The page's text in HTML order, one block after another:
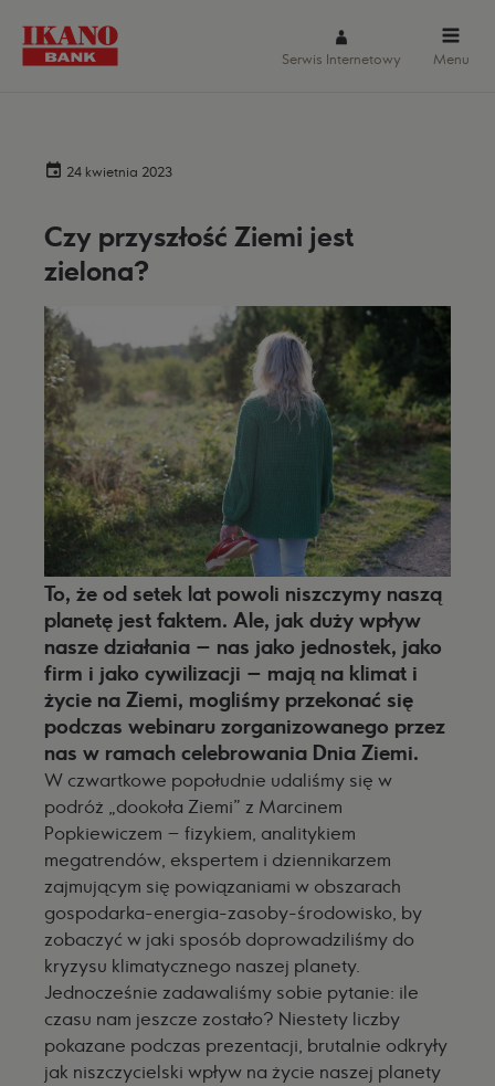
Menu
Serwis Internetowy
24 kwietnia 2023
Czy przyszłość Ziemi jest
zielona?
To, że od setek lat powoli niszczymy naszą
planetę jest faktem. Ale, jak duży wpływ
nasze działania – nas jako jednostek, jako
firm i jako cywilizacji – mają na klimat i
życie na Ziemi, mogliśmy przekonać się
podczas webinaru zorganizowanego przez
nas w ramach celebrowania Dnia Ziemi.
W czwartkowe popołudnie udaliśmy się w
podróż „dookoła Ziemi” z Marcinem
Popkiewiczem – fizykiem, analitykiem
megatrendów, ekspertem i dziennikarzem
zajmującym się powiązaniami w obszarach
gospodarka-energia-zasoby-środowisko, by
zobaczyć w jaki sposób doprowadziliśmy do
kryzysu klimatycznego naszej planety.
Jednocześnie zadawaliśmy sobie pytanie: ile
czasu nam jeszcze zostało? Niestety liczby
pokazane podczas prezentacji, brutalnie odkryły
jak niszczycielski wpływ na życie naszej planety